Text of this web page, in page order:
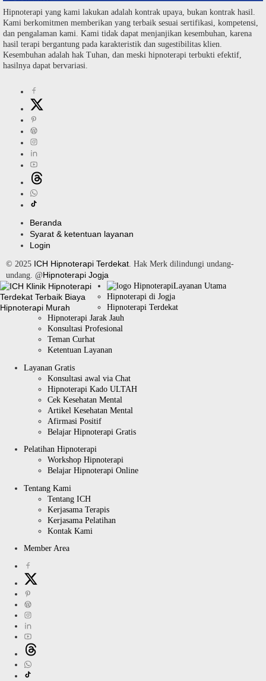
Hipnoterapi yang kami lakukan adalah kontrak upaya, bukan kontrak hasil.
Kami berkomitmen memberikan yang terbaik sesuai sertifikasi, kompetensi,
dan pengalaman kami. Kami tidak dapat menjanjikan kesembuhan, karena
hasil terapi bergantung pada karakteristik dan sugestibilitas klien.
Kesembuhan adalah hak Tuhan, dan meski hipnoterapi terbukti efektif,
hasilnya dapat bervariasi.
Beranda
Syarat & ketentuan layanan
Login
© 2025 ICH Hipnoterapi Terdekat . Hak Merk dilindungi undang-
undang. @Hipnoterapi Jogja
Layanan Utama
Hipnoterapi di Jogja
Hipnoterapi Terdekat
Hipnoterapi Jarak Jauh
Konsultasi Profesional
Teman Curhat
Ketentuan Layanan
Layanan Gratis
Konsultasi awal via Chat
Hipnoterapi Kado ULTAH
Cek Kesehatan Mental
Artikel Kesehatan Mental
Afirmasi Positif
Belajar Hipnoterapi Gratis
Pelatihan Hipnoterapi
Workshop Hipnoterapi
Belajar Hipnoterapi Online
Tentang Kami
Tentang ICH
Kerjasama Terapis
Kerjasama Pelatihan
Kontak Kami
Member Area